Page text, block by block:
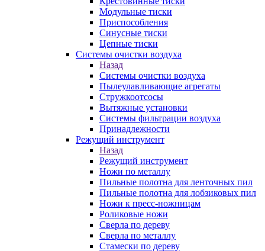
Модульные тиски
Приспособления
Синусные тиски
Цепные тиски
Системы очистки воздуха
Назад
Системы очистки воздуха
Пылеулавливающие агрегаты
Стружкоотсосы
Вытяжные установки
Системы фильтрации воздуха
Принадлежности
Режущий инструмент
Назад
Режущий инструмент
Ножи по металлу
Пильные полотна для ленточных пил
Пильные полотна для лобзиковых пил
Ножи к пресс-ножницам
Роликовые ножи
Сверла по дереву
Сверла по металлу
Стамески по дереву